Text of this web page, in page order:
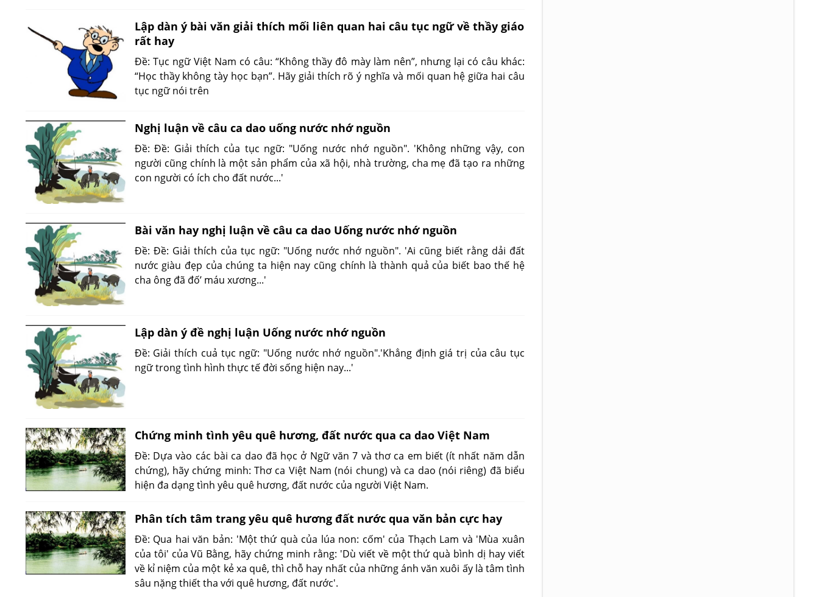
Lập dàn ý bài văn giải thích mối liên quan hai câu tục ngữ về thầy giáo
rất hay
Đề: Tục ngữ Việt Nam có câu: “Không thầy đô mày làm nên”, nhưng lại có câu khác:
“Học thầy không tày học bạn”. Hãy giải thích rõ ý nghĩa và mối quan hệ giữa hai câu
tục ngữ nói trên
Nghị luận về câu ca dao uống nước nhớ nguồn
Đề: Đề: Giải thích của tục ngữ: "Uống nước nhớ nguồn". 'Không những vậy, con
người cũng chính là một sản phẩm của xã hội, nhà trường, cha mẹ đã tạo ra những
con người có ích cho đất nước...'
Bài văn hay nghị luận về câu ca dao Uống nước nhớ nguồn
Đề: Đề: Giải thích của tục ngữ: "Uống nước nhớ nguồn". 'Ai cũng biết rằng dải đất
nước giàu đẹp của chúng ta hiện nay cũng chính là thành quả của biết bao thế hệ
cha ông đã đố’ máu xương...'
Lập dàn ý đề nghị luận Uống nước nhớ nguồn
Đề: Giải thích cuả tục ngữ: "Uống nước nhớ nguồn".'Khẳng định giá trị của câu tục
ngữ trong tình hình thực tế đời sống hiện nay...'
Chứng minh tình yêu quê hương, đất nước qua ca dao Việt Nam
Đề: Dựa vào các bài ca dao đã học ở Ngữ văn 7 và thơ ca em biết (ít nhất năm dẫn
chứng), hãy chứng minh: Thơ ca Việt Nam (nói chung) và ca dao (nói riêng) đã biểu
hiện đa dạng tình yêu quê hương, đất nước của người Việt Nam.
Phân tích tâm trang yêu quê hương đất nước qua văn bản cực hay
Đề: Qua hai văn bản: 'Một thứ quà của lúa non: cốm' của Thạch Lam và 'Mùa xuân
của tôi' của Vũ Bằng, hãy chứng minh rằng: 'Dù viết về một thứ quà bình dị hay viết
về kỉ niệm của một kẻ xa quê, thì chỗ hay nhất của những ánh văn xuôi ấy là tâm tình
sâu nặng thiết tha với quê hương, đất nước'.